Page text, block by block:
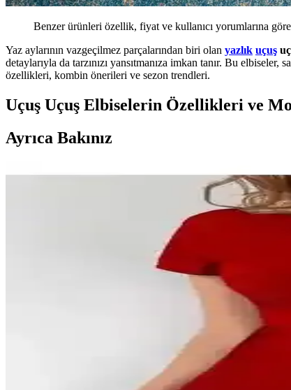
Benzer ürünleri özellik, fiyat ve kullanıcı yorumlarına göre
Yaz aylarının vazgeçilmez parçalarından biri olan yazlık uçuş
detaylarıyla da tarzınızı yansıtmanıza imkan tanır. Bu
özellikleri, kombin önerileri ve sezon trendleri.
Uçuş Uçuş Elbiselerin Özellikleri ve
Ayrıca Bakınız
Koyu Kahverengi Deri Eteklerle Şık Yazlık
Koyu kahverengi deri etekler için beyaz, krem, turuncu gibi
Castañer Espadrilles: Yazlık Ayakkabılarda Stil,
Castañer espadrilles modelleri yazlık kombinlerde şıklık ve
Yaz Aylarında Erkekler İçin Fonksiyonel ve Şık
Yaz aylarında erkekler için nefes alabilir kumaşlar, uygun
Gardırop Temizliği, Dayanıklı Ayakkabı Seçimi
Gardırop temizliği, dayanıklı ayakkabı seçimi ve yazlık